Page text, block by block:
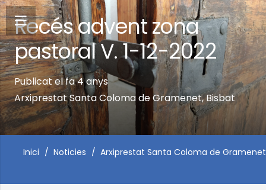
Recés advent zona
pastoral V. 1-12-2022
Publicat elfa 4 anys
Arxiprestat Santa Coloma de Gramenet,Bisbat
Inici / Noticies / Arxiprestat Santa Coloma de Gramenet